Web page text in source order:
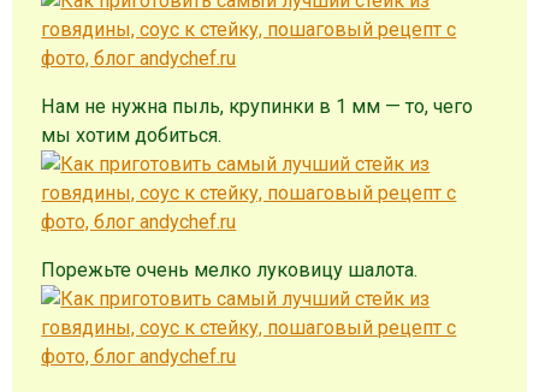
Нам не нужна пыль, крупинки в 1 мм — то, чего
мы хотим добиться.
Порежьте очень мелко луковицу шалота.